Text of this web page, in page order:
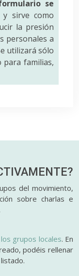
se
y sirve como
la presión
personales a
utilizará sólo
para familias,
del movimiento,
sobre charlas e
grupos locales. En
podéis rellenar